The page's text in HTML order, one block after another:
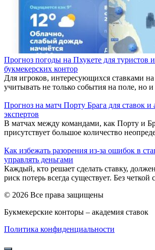
Прогноз погоды на Пхукете для туристов
букмекерских контор
Для игроков, интересующихся ставками
учитывать не только события на поле, но
Прогноз на матч Порту Брага для ставок и
экспертов
В матчах между командами, как Порту и
присутствует большое количество
Как избежать разорения из-за ошибок в
управлять деньгами
Каждый, кто решает сделать ставку,
риск потерь всегда существует. Без четкой
© 2026 Все права защищены
Букмекерские конторы – академия ставок
Политика конфиденциальности